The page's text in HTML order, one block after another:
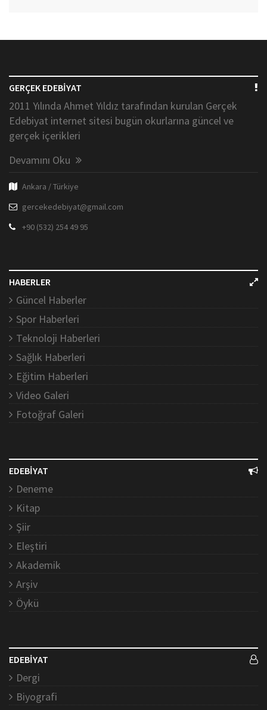
GERÇEK EDEBİYAT
2011 Yılında Ahmet Yıldız tarafından kurulan Gerçek
Edebiyat internet sitesi bugün okurlarına güncel ve
gerçek içerikleri
Devamını Oku
Ankara / Türkiye
gercekedebiyat@gmail.com
+90 (532) 254 49 95
HABERLER
Güncel Haberler
Spor Haberleri
Teknoloji Haberleri
Sağlık Haberleri
Eğitim Haberleri
Video Galeri
Fotoğraf Galeri
EDEBİYAT
Deneme
Kitap
Şiir
Eleştiri
Akademik
Arşiv
Öykü
EDEBİYAT
Dergi
Biyografi